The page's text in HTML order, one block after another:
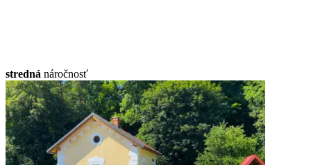
stredná náročnosť